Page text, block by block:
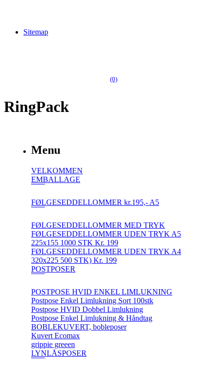
Sitemap
(0)
RingPack
Menu
VELKOMMEN
EMBALLAGE
FØLGESEDDELLOMMER kr.195,- A5
FØLGESEDDELLOMMER MED TRYK
FØLGESEDDELLOMMER UDEN TRYK A5
225x155 1000 STK Kr. 199
FØLGESEDDELLOMMER UDEN TRYK A4
320x225 500 STK) Kr. 199
POSTPOSER
POSTPOSE HVID ENKEL LIMLUKNING
Postpose Enkel Limlukning Sort 100stk
Postpose HVID Dobbel Limlukning
Postpose Enkel Limlukning & Håndtag
BOBLEKUVERT, bobleposer
Kuvert Ecomax
grippie greeen
LYNLÅSPOSER